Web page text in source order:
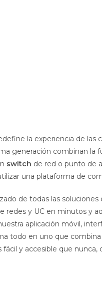
la experiencia de
generación combinan
switch de red o punto de
una plataforma de
de todas las
y UC en minutos y
aplicación móvil,
todo en uno que
y accesible que